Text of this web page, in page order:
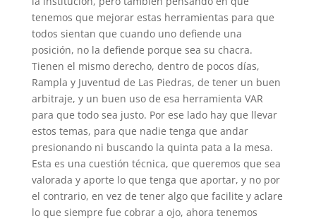
tenemos que mejorar estas herramientas para que
todos sientan que cuando uno defiende una
posición, no la defiende porque sea su chacra.
Tienen el mismo derecho, dentro de pocos días,
Rampla y Juventud de Las Piedras, de tener un buen
arbitraje, y un buen uso de esa herramienta VAR
para que todo sea justo. Por ese lado hay que llevar
estos temas, para que nadie tenga que andar
presionando ni buscando la quinta pata a la mesa.
Esta es una cuestión técnica, que queremos que sea
valorada y aporte lo que tenga que aportar, y no por
el contrario, en vez de tener algo que facilite y aclare
lo que siempre fue cobrar a ojo, ahora tenemos